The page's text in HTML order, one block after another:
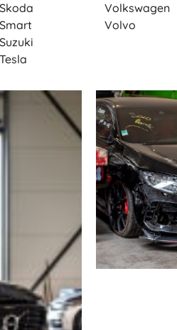
Skoda
Smart
Suzuki
Tesla
Volkswagen
Volvo